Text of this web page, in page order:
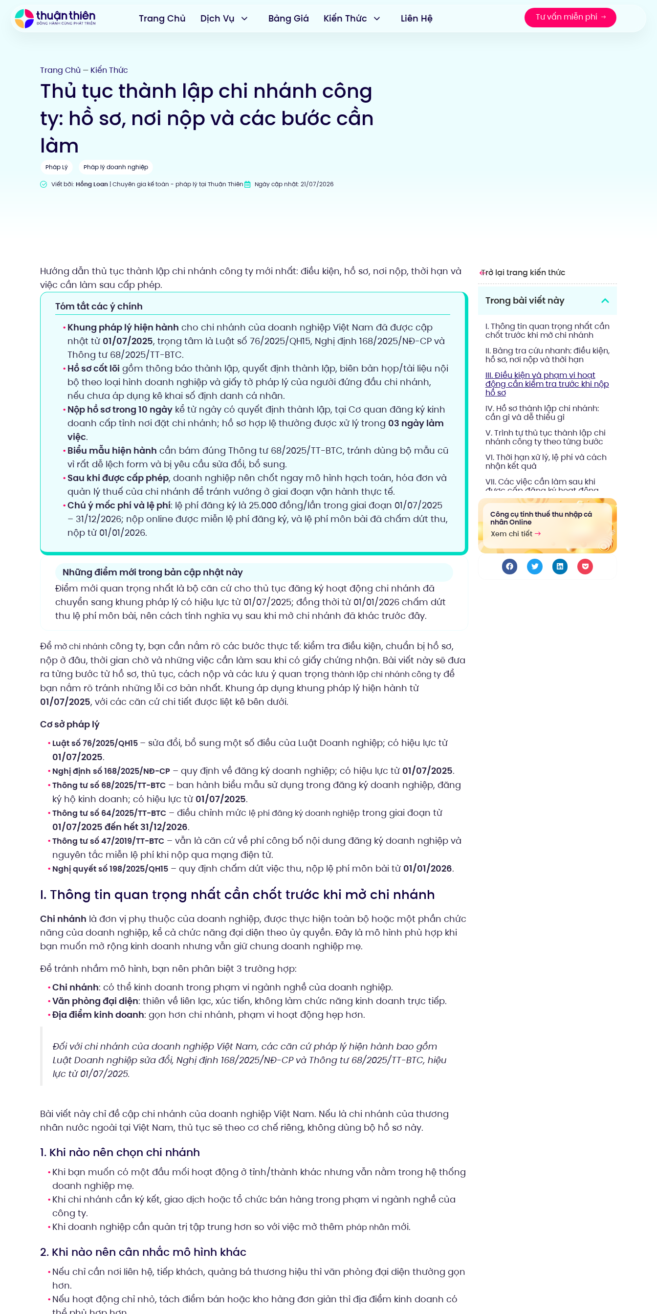
Trang Chủ Dịch Vụ Bảng Giá Kiến Thức Liên Hệ Tư vấn miễn phí
Trang Chủ — Kiến Thức
Thủ tục thành lập chi nhánh công
ty: hồ sơ, nơi nộp và các bước cần
làm
Pháp Lý Pháp lý doanh nghiệp
Viết bởi: Hồng Loan| Chuyên gia kế toán - pháp lý tại Thuận Thiên Ngày cập nhật: 21/07/2026
Hướng dẫn thủ tục thành lập chi nhánh công ty mới nhất: điều kiện, hồ sơ, nơi nộp, thời hạn và
việc cần làm sau cấp phép.
Tóm tắt các ý chính
Khung pháp lý hiện hành cho chi nhánh của doanh nghiệp Việt Nam đã được cập
nhật từ 01/07/2025, trọng tâm là Luật số 76/2025/QH15, Nghị định 168/2025/NĐ-CP và
Thông tư 68/2025/TT-BTC.
Hồ sơ cốt lõi gồm thông báo thành lập, quyết định thành lập, biên bản họp/tài liệu nội
bộ theo loại hình doanh nghiệp và giấy tờ pháp lý của người đứng đầu chi nhánh,
nếu chưa áp dụng kê khai số định danh cá nhân.
Nộp hồ sơ trong 10 ngày kể từ ngày có quyết định thành lập, tại Cơ quan đăng ký kinh
doanh cấp tỉnh nơi đặt chi nhánh; hồ sơ hợp lệ thường được xử lý trong 03 ngày làm
việc.
Biểu mẫu hiện hành cần bám đúng Thông tư 68/2025/TT-BTC, tránh dùng bộ mẫu cũ
vì rất dễ lệch form và bị yêu cầu sửa đổi, bổ sung.
Sau khi được cấp phép, doanh nghiệp nên chốt ngay mô hình hạch toán, hóa đơn và
quản lý thuế của chi nhánh để tránh vướng ở giai đoạn vận hành thực tế.
Chú ý mốc phí và lệ phí: lệ phí đăng ký là 25.000 đồng/lần trong giai đoạn 01/07/2025
– 31/12/2026; nộp online được miễn lệ phí đăng ký, và lệ phí môn bài đã chấm dứt thu,
nộp từ 01/01/2026.
Những điểm mới trong bản cập nhật này
Điểm mới quan trọng nhất là bộ căn cứ cho thủ tục đăng ký hoạt động chi nhánh đã
chuyển sang khung pháp lý có hiệu lực từ 01/07/2025; đồng thời từ 01/01/2026 chấm dứt
thu lệ phí môn bài, nên cách tính nghĩa vụ sau khi mở chi nhánh đã khác trước đây.
Để mở chi nhánh công ty, bạn cần nắm rõ các bước thực tế: kiểm tra điều kiện, chuẩn bị hồ sơ,
nộp ở đâu, thời gian chờ và những việc cần làm sau khi có giấy chứng nhận. Bài viết này sẽ đưa
ra từng bước từ hồ sơ, thủ tục, cách nộp và các lưu ý quan trọng thành lập chi nhánh công ty để
bạn nắm rõ tránh những lỗi cơ bản nhất. Khung áp dụng khung pháp lý hiện hành từ
01/07/2025, với các căn cứ chi tiết được liệt kê bên dưới.
Cơ sở pháp lý
Luật số 76/2025/QH15 – sửa đổi, bổ sung một số điều của Luật Doanh nghiệp; có hiệu lực từ
01/07/2025.
Nghị định số 168/2025/NĐ-CP – quy định về đăng ký doanh nghiệp; có hiệu lực từ 01/07/2025.
Thông tư số 68/2025/TT-BTC – ban hành biểu mẫu sử dụng trong đăng ký doanh nghiệp, đăng
ký hộ kinh doanh; có hiệu lực từ 01/07/2025.
Thông tư số 64/2025/TT-BTC – điều chỉnh mức lệ phí đăng ký doanh nghiệp trong giai đoạn từ
01/07/2025 đến hết 31/12/2026.
Thông tư số 47/2019/TT-BTC – vẫn là căn cứ về phí công bố nội dung đăng ký doanh nghiệp và
nguyên tắc miễn lệ phí khi nộp qua mạng điện tử.
Nghị quyết số 198/2025/QH15 – quy định chấm dứt việc thu, nộp lệ phí môn bài từ 01/01/2026.
I. Thông tin quan trọng nhất cần chốt trước khi mở chi nhánh
Chi nhánh là đơn vị phụ thuộc của doanh nghiệp, được thực hiện toàn bộ hoặc một phần chức
năng của doanh nghiệp, kể cả chức năng đại diện theo ủy quyền. Đây là mô hình phù hợp khi
bạn muốn mở rộng kinh doanh nhưng vẫn giữ chung doanh nghiệp mẹ.
Để tránh nhầm mô hình, bạn nên phân biệt 3 trường hợp:
Chi nhánh: có thể kinh doanh trong phạm vi ngành nghề của doanh nghiệp.
Văn phòng đại diện: thiên về liên lạc, xúc tiến, không làm chức năng kinh doanh trực tiếp.
Địa điểm kinh doanh: gọn hơn chi nhánh, phạm vi hoạt động hẹp hơn.
Đối với chi nhánh của doanh nghiệp Việt Nam, các căn cứ pháp lý hiện hành bao gồm
Luật Doanh nghiệp sửa đổi, Nghị định 168/2025/NĐ-CP và Thông tư 68/2025/TT-BTC, hiệu
lực từ 01/07/2025.
Bài viết này chỉ đề cập chi nhánh của doanh nghiệp Việt Nam. Nếu là chi nhánh của thương
nhân nước ngoài tại Việt Nam, thủ tục sẽ theo cơ chế riêng, không dùng bộ hồ sơ này.
1. Khi nào nên chọn chi nhánh
Khi bạn muốn có một đầu mối hoạt động ở tỉnh/thành khác nhưng vẫn nằm trong hệ thống
doanh nghiệp mẹ.
Khi chi nhánh cần ký kết, giao dịch hoặc tổ chức bán hàng trong phạm vi ngành nghề của
công ty.
Khi doanh nghiệp cần quản trị tập trung hơn so với việc mở thêm pháp nhân mới.
2. Khi nào nên cân nhắc mô hình khác
Nếu chỉ cần nơi liên hệ, tiếp khách, quảng bá thương hiệu thì văn phòng đại diện thường gọn
hơn.
Nếu hoạt động chỉ nhỏ, tách điểm bán hoặc kho hàng đơn giản thì địa điểm kinh doanh có
Trở lại trang kiến thức
Trong bài viết này
I. Thông tin quan trọng nhất cần
chốt trước khi mở chi nhánh
II. Bảng tra cứu nhanh: điều kiện,
hồ sơ, nơi nộp và thời hạn
III. Điều kiện và phạm vi hoạt
động cần kiểm tra trước khi nộp
hồ sơ
IV. Hồ sơ thành lập chi nhánh:
cần gì và dễ thiếu gì
V. Trình tự thủ tục thành lập chi
nhánh công ty theo từng bước
VI. Thời hạn xử lý, lệ phí và cách
nhận kết quả
VII. Các việc cần làm sau khi
được cấp đăng ký hoạt động
chi nhánh
VIII. Lỗi thường gặp khiến hồ sơ
bị sửa đổi, bổ sung
IX. Checklist nhanh để bạn tự
kiểm tra trước khi nộp hồ sơ
X. Kết luận thủ tục thành lập chi
nhánh công ty
Công cụ tính thuế thu nhập cá
nhân Online
Xem chi tiết